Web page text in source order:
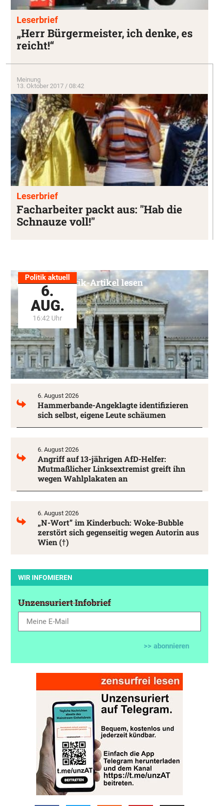
Leserbrief
„Herr Bürgermeister, ich denke, es
reicht!“
Meinung
13. Oktober 2017 / 08:42
Leserbrief
Facharbeiter packt aus: "Hab die
Schnauze voll!"
Politik aktuell
6.
AUG.
16:42 Uhr
Alle Politik-Artikel lesen
6. August 2026
Hammerbande-Angeklagte identifizieren
sich selbst, eigene Leute schäumen
6. August 2026
Angriff auf 13-jährigen AfD-Helfer:
Mutmaßlicher Linksextremist greift ihn
wegen Wahlplakaten an
6. August 2026
„N-Wort” im Kinderbuch: Woke-Bubble
zerstört sich gegenseitig wegen Autorin aus
Wien (†)
WIR INFOMIEREN
Unzensuriert Infobrief
>> abonnieren